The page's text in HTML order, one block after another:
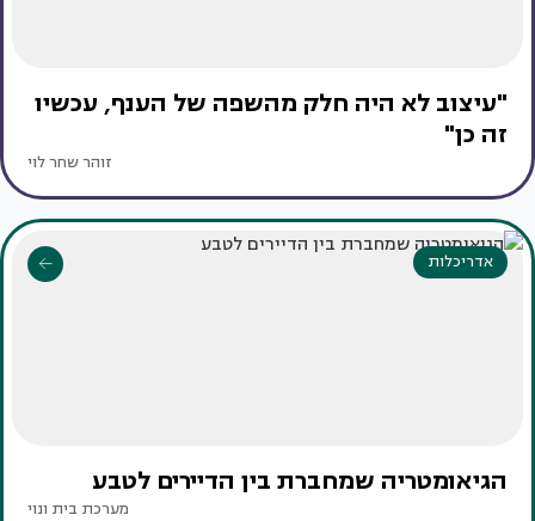
"עיצוב לא היה חלק מהשפה של הענף, עכשיו
זה כן"
זוהר שחר לוי
אדריכלות
הגיאומטריה שמחברת בין הדיירים לטבע
מערכת בית ונוי